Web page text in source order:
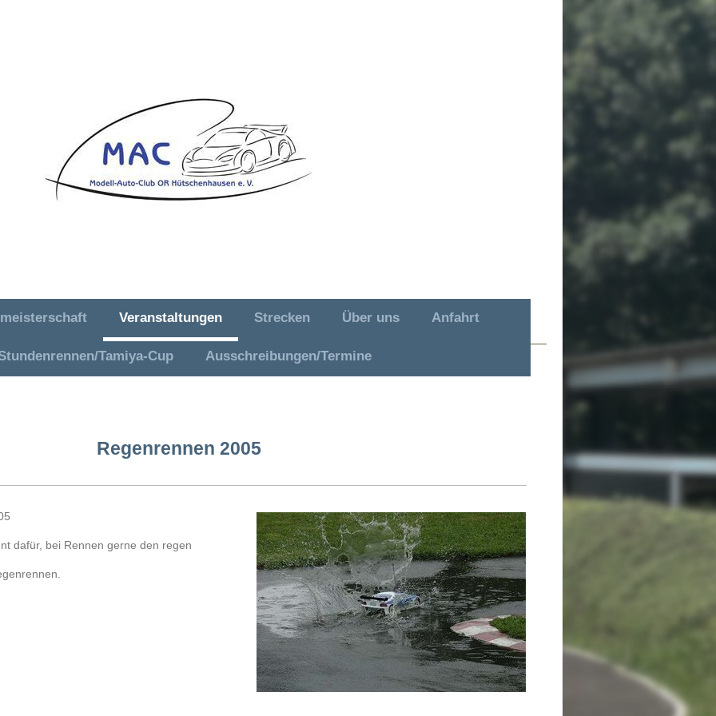
Veranstaltungen Strecken Über uns Anfahrt
Tamiya-Cup Ausschreibungen/Termine
e. V.
Regenrennen 2005
dafür, bei Rennen gerne den regen